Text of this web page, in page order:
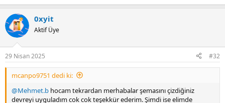
0xyit
Aktif Üye
29 Nisan 2025 #32
mcanpo9751 dedi ki:
@Mehmet.b hocam tekrardan merhabalar şemasını çizdiğiniz
devreyi uyguladım cok cok teşekkür ederim. Şimdi ise elimde